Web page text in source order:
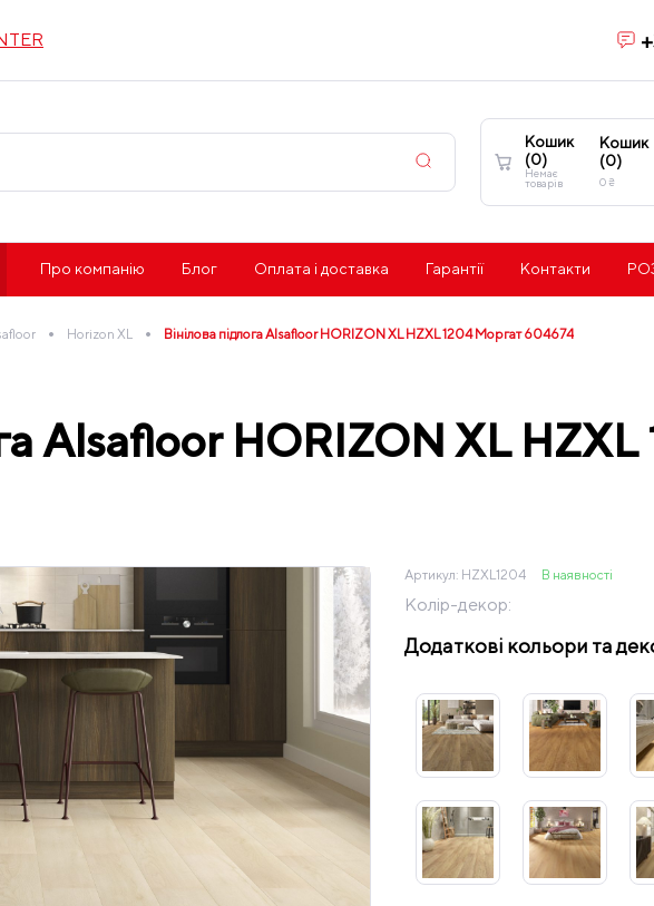
Кошик
(0)
Немає
товарів
Кошик
(0)
0₴
Про компанію Блог Оплата і доставка Гарантії Контакти
• Horizon XL • Вінілова підлога Alsafloor HORIZON XL HZXL 1204 Моргат 604674
Alsafloor HORIZON XL
Артикул: HZXL1204 В наявності
Колір-декор:
Додаткові кольори та